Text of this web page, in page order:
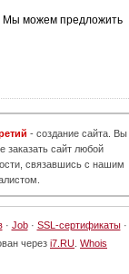
Мы можем предложить
- создание сайта. Вы
заказать сайт любой
связавшись с нашим
· Job· SSL-сертификаты·
через i7.RU Whois